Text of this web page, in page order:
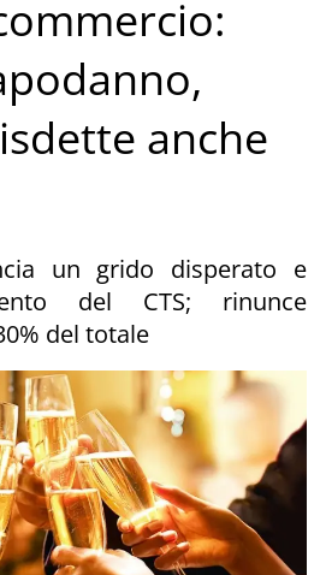
anche
un grido disperato e
del CTS; rinunce
del totale